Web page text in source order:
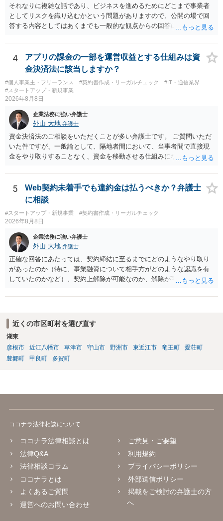
応、弁護士に依頼して同様の対応、裁判してきたら、従業員にて粛々
と対応のどれかを選択することになります。 以上、ご参考まで。
それなりに複雑な話であり、ビジネスを進めるためにどこまで事業者
としてリスクを織り込むかという問題がありますので、公開の場で回
答する内容としてはあくまでも一般的な観点からの回答になります
授業・言語コーチング」と明確に位置付け、サーフィンや農業体験、
工場見学等のアクティビティは、旅行商品ではなく授業に付随した無
償の交流・学習機会として整理すること。 ・宿泊・交通・レンタカー
等の契約主体および支払は常にクライアント本人と事業者の間で完結
させ、日本語講師は予約手続や支払の代理・媒介・取次・窓口を担わ
ないこと。 ・利用規約・免責条項では、①講師は旅行業者ではなく運
の移動・アクティビティ参加は自己の判断と責任によること、③講師
の故意・重大な過失を除く範囲で事故等についての責任を限定するこ
とを明示すること。 この辺りは意識して書類等を作成された方がよろ
しいかと思います。 公開の場で個別具体的な内容に従って回答するの
にも限界がありますので、資料などを持参の上、弁護士の相談される
4
アプリの課金の一部を運営収益とする仕組みは資
金決済法に該当しますか？
#個人事業主・フリーランス #契約書作成・リーガルチェック
#IT・通信業界
#スタートアップ・新規事業
2026年8月8日
企業法務に強い弁護士
外山 大地 弁護士
資金決済法のご相談をいただくことが多い弁護士です。 ご質問いただ
いた件ですが、一般論として、隔地者間において、当事者間で直接現
金をやり取りすることなく、資金を移動させる仕組みになりますの
も、為替取引に該当し得る場合であっても、いわゆる収納代行とし
て、資金移動業の規制の対象外となる余地があります。 この点につい
ては、単に「利用者から資金を受け取り、寄付団体に送金する」とい
う資金の流れだけで判断することはできず、アプリの仕組みが利用者
と寄付団体をつなぐプラットフォームとしてどのように位置付けられ
るのか、利用者からの支払がどのような性質のものなのか、寄付の意
思決定や寄付のタイミングがどのように設定されているのかなど、具
体的なサービスの座組を踏まえて検討する必要があります。 そのた
め、現在検討されているアプリについて、資金移動業に該当する可能
性があるか、また、該当する場合にどのようなサービス設計にすれば
資金移動業に該当しない形（収納代行など）で運用できるかについて
は、具体的なサービスの仕組みを確認した上で、個別に弁護士へご相
談いただくことをお勧めいたします。
5
Web契約未着手でも違約金は払うべきか？弁護士
に相談
#スタートアップ・新規事業 #契約書作成・リーガルチェック
2026年8月8日
企業法務に強い弁護士
外山 大地 弁護士
正確な回答にあたっては、契約締結に至るまでにどのようなやり取り
があったのか（特に、事業融資について相手方がどのような認識を有
していたのかなど）、契約上解除が可能なのか、解除が可能であると
的な経緯を踏まえて精査する必要がございます。 そのため、事情をお
をご検討いただければと存じます。
近くの市区町村を選び直す
湖東
彦根市
近江八幡市 草津市 守山市 野洲市 東近江市 竜王町
愛荘町
豊郷町
甲良町 多賀町
ココナラ法律相談について
ココナラ法律相談とは
法律Q&A
法律相談コラム
ココナラとは
よくあるご質問
運営へのお問い合わせ
ご意見・ご要望
利用規約
プライバシーポリシー
外部送信ポリシー
掲載をご検討の弁護士の方
へ